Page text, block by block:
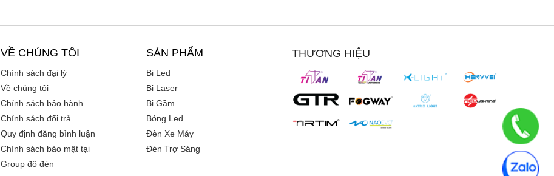
VỀ CHÚNG TÔI
Chính sách đại lý
Về chúng tôi
Chính sách bảo hành
Chính sách đổi trả
Quy định đăng bình luận
Chính sách bảo mật tại
Group độ đèn
SẢN PHẨM
Bi Led
Bi Laser
Bi Gầm
Bóng Led
Đèn Xe Máy
Đèn Trợ Sáng
THƯƠNG HIỆU